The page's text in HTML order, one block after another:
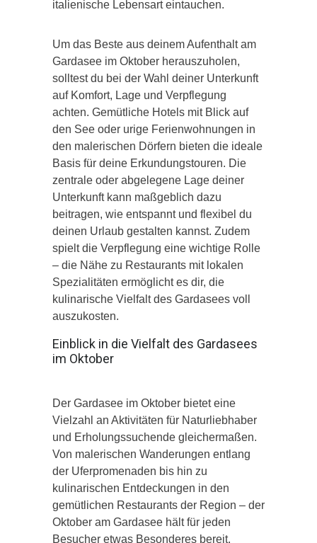
italienische Lebensart eintauchen.
Um das Beste aus deinem Aufenthalt am
Gardasee im Oktober herauszuholen,
solltest du bei der Wahl deiner Unterkunft
auf Komfort, Lage und Verpflegung
achten. Gemütliche Hotels mit Blick auf
den See oder urige Ferienwohnungen in
den malerischen Dörfern bieten die ideale
Basis für deine Erkundungstouren. Die
zentrale oder abgelegene Lage deiner
Unterkunft kann maßgeblich dazu
beitragen, wie entspannt und flexibel du
deinen Urlaub gestalten kannst. Zudem
spielt die Verpflegung eine wichtige Rolle
– die Nähe zu Restaurants mit lokalen
Spezialitäten ermöglicht es dir, die
kulinarische Vielfalt des Gardasees voll
auszukosten.
Einblick in die Vielfalt des Gardasees
im Oktober
Der Gardasee im Oktober bietet eine
Vielzahl an Aktivitäten für Naturliebhaber
und Erholungssuchende gleichermaßen.
Von malerischen Wanderungen entlang
der Uferpromenaden bis hin zu
kulinarischen Entdeckungen in den
gemütlichen Restaurants der Region – der
Oktober am Gardasee hält für jeden
Besucher etwas Besonderes bereit.